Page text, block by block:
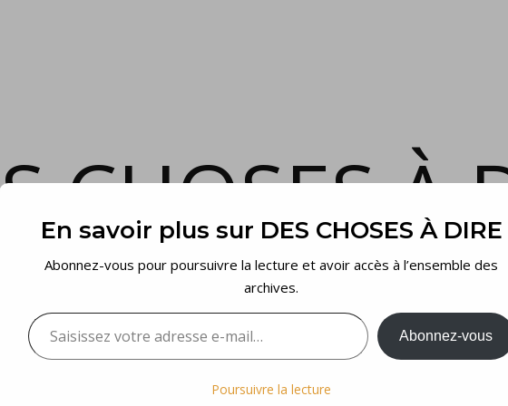
CHOSES À
et voilà…
En savoir plus sur DES CHOSES À DIRE
Abonnez-vous pour poursuivre la lecture et avoir accès à l’ensemble des
archives.
Saisissez votre adresse e-mail…
Abonnez-vous
Poursuivre la lecture